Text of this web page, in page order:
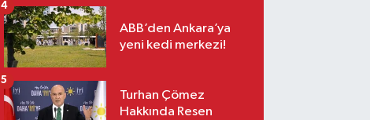
ABB’den Ankara’ya
yeni kedi merkezi!
4
Turhan Çömez
Hakkında Resen
5